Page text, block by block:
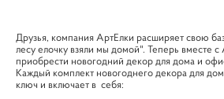
Друзья, компания АртЕлки расширяет свою
лесу елочку взяли мы домой". Теперь вместе
приобрести новогодний декор для дома и
Каждый комплект новогоднего декора для
ключ и включает в себя: